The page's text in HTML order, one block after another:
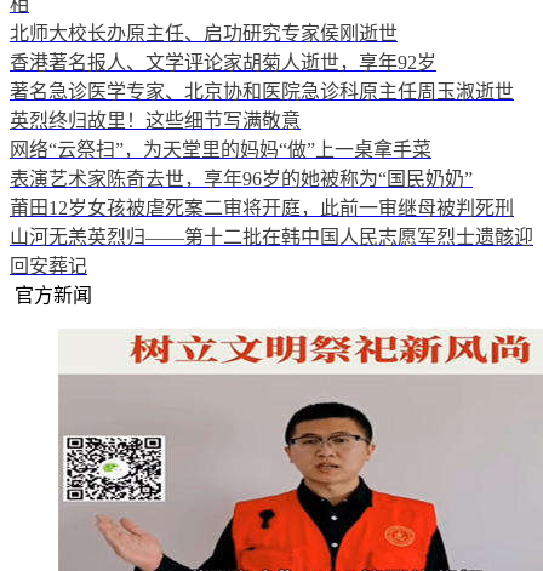
北师大校长办原主任、启功研究专家侯刚逝世
香港著名报人、文学评论家胡菊人逝世，享年92岁
著名急诊医学专家、北京协和医院急诊科原主任周玉淑逝世
英烈终归故里！这些细节写满敬意
网络“云祭扫”，为天堂里的妈妈“做”上一桌拿手菜
表演艺术家陈奇去世，享年96岁的她被称为“国民奶奶”
莆田12岁女孩被虐死案二审将开庭，此前一审继母被判死刑
山河无恙英烈归——第十二批在韩中国人民志愿军烈士遗骸迎
回安葬记
官方新闻